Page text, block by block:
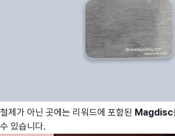
철제가 아닌 곳에는 리워드에 포함된 Magdisc
수 있습니다.